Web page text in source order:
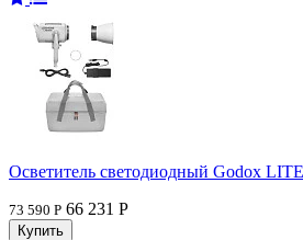
Осветитель светодиодный Godox
73 590 Р 66 231 Р